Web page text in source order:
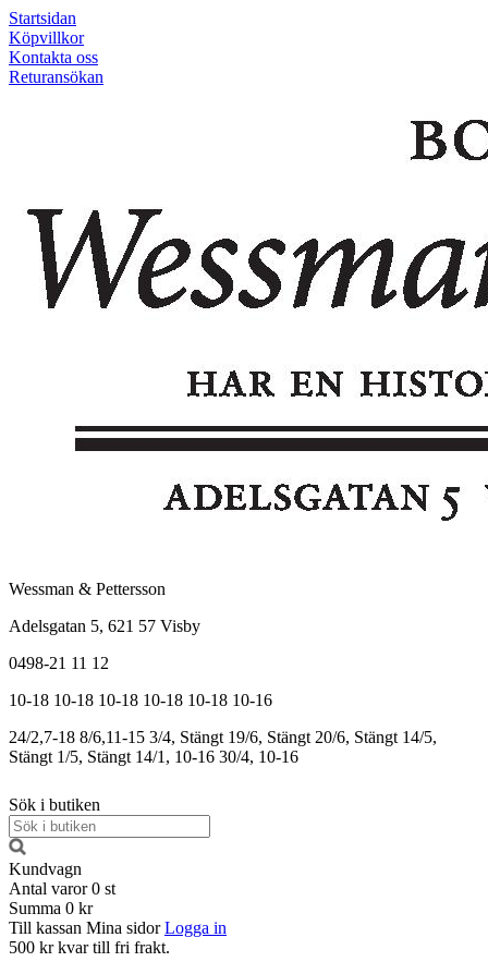
Startsidan
Köpvillkor
Kontakta oss
Returansökan
Wessman & Pettersson
Adelsgatan 5, 621 57 Visby
0498-21 11 12
10-18 10-18 10-18 10-18 10-18 10-16
24/2,7-18 8/6,11-15 3/4, Stängt 19/6, Stängt 20/6, Stängt 14/5,
Stängt 1/5, Stängt 14/1, 10-16 30/4, 10-16
Sök i butiken
Kundvagn
Antal varor 0 st
Summa 0 kr
Till kassan Mina sidor Logga in
500 kr kvar till fri frakt.